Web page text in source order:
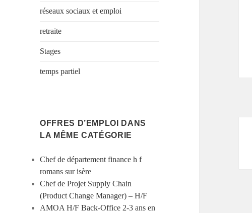
réseaux sociaux et emploi
retraite
Stages
temps partiel
OFFRES D’EMPLOI DANS
LA MÊME CATÉGORIE
Chef de département finance h f
romans sur isère
Chef de Projet Supply Chain
(Product Change Manager) – H/F
AMOA H/F Back-Office 2-3 ans en